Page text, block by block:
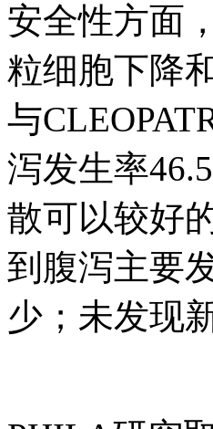
安全性方面
粒细胞下降
与
泻发生率
散可以较好
到腹泻主要
少；未发现